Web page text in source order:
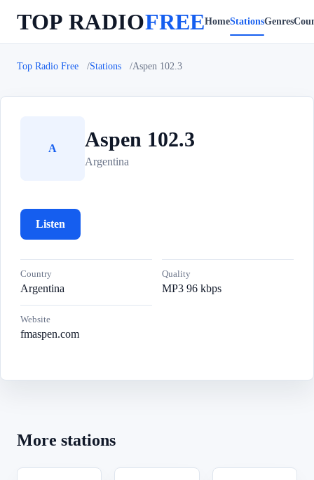
TOP RADIOFREEHomeStationsGenres
Top Radio Free Stations Aspen 102.3
A Aspen 102.3
Argentina
Listen
Country
Argentina
Quality
MP3 96 kbps
Website
fmaspen.com
More stations